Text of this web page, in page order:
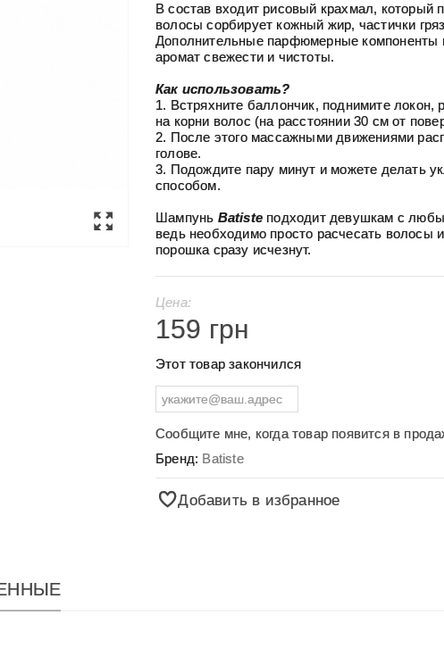
В состав входит рисовый крахмал, который
волосы сорбирует кожный жир, частички
Дополнительные парфюмерные компоненты
аромат свежести и чистоты.
Как использовать?
1. Встряхните баллончик, поднимите
на корни волос (на расстоянии 30 см от
2. После этого массажными движениями
голове.
3. Подождите пару минут и можете делать
способом.
Шампунь Batiste подходит девушкам с
ведь необходимо просто расчесать волосы
порошка сразу исчезнут.
Цена:
159 грн
Этот товар закончился
Сообщите мне, когда товар появится в
Бренд: Batiste
Добавить в избранное